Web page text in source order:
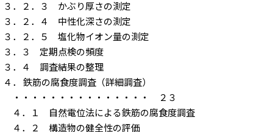
３．２．３ かぶり厚さの測定
３．２．４ 中性化深さの測定
３．２．５ 塩化物イオン量の測定
３．３ 定期点検の頻度
３．４ 調査結果の整理
４． 鉄筋の腐食度調査（詳細調査）
・・・・・・・・・・・・・・・ ２３
４．１ 自然電位法による鉄筋の腐食度調査
４．２ 構造物の健全性の評価